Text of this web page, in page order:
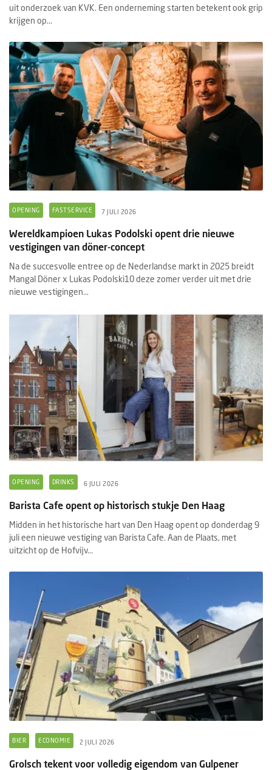
uit onderzoek van KVK. Een onderneming starten betekent ook grip
krijgen op...
OPENING FASTSERVICE 7 JULI 2026
Wereldkampioen Lukas Podolski opent drie nieuwe
vestigingen van döner-concept
Na de succesvolle entree op de Nederlandse markt in 2025 breidt
Mangal Döner x Lukas Podolski10 deze zomer verder uit met drie
nieuwe vestigingen...
OPENING DRINKS 6 JULI 2026
Barista Cafe opent op historisch stukje Den Haag
Midden in het historische hart van Den Haag opent op donderdag 9
juli een nieuwe vestiging van Barista Cafe. Aan de Plaats, met
uitzicht op de Hofvijv...
BIER ECONOMIE 2 JULI 2026
Grolsch tekent voor volledig eigendom van Gulpener